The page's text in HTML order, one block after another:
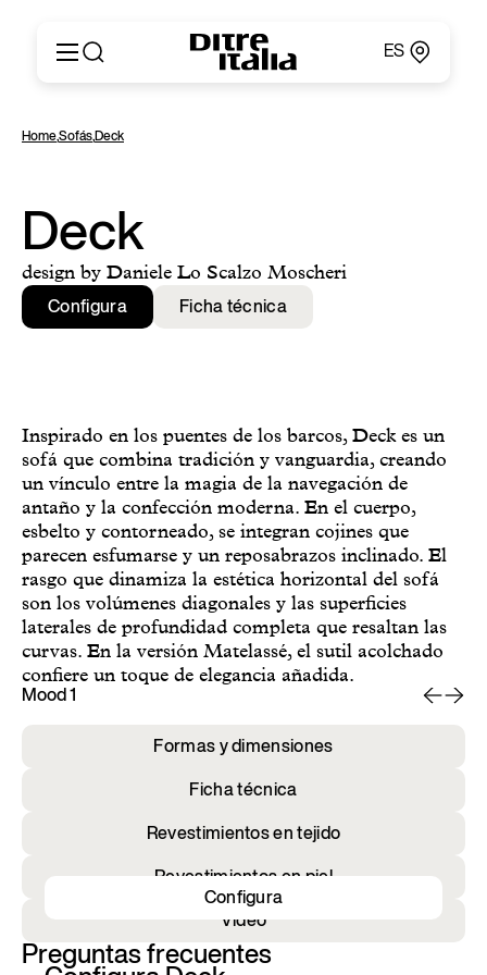
ES
Productos
Catálogos y Materiales
Ditre for Professionals
Puntos de Venta
News & Press
Área Reservada
English
Español
Русский
简体中文
Home,Sofás,Deck
Deck
design by Daniele Lo Scalzo Moscheri
Configura Ficha técnica
Inspirado en los puentes de los barcos, Deck es un
sofá que combina tradición y vanguardia, creando
un vínculo entre la magia de la navegación de
antaño y la confección moderna. En el cuerpo,
esbelto y contorneado, se integran cojines que
parecen esfumarse y un reposabrazos inclinado. El
rasgo que dinamiza la estética horizontal del sofá
son los volúmenes diagonales y las superficies
laterales de profundidad completa que resaltan las
curvas. En la versión Matelassé, el sutil acolchado
confiere un toque de elegancia añadida.
Mood 1
Formas y dimensiones
Ficha técnica
Revestimientos en tejido
Revestimientos en piel
Vídeo
Configura
Preguntas frecuentes